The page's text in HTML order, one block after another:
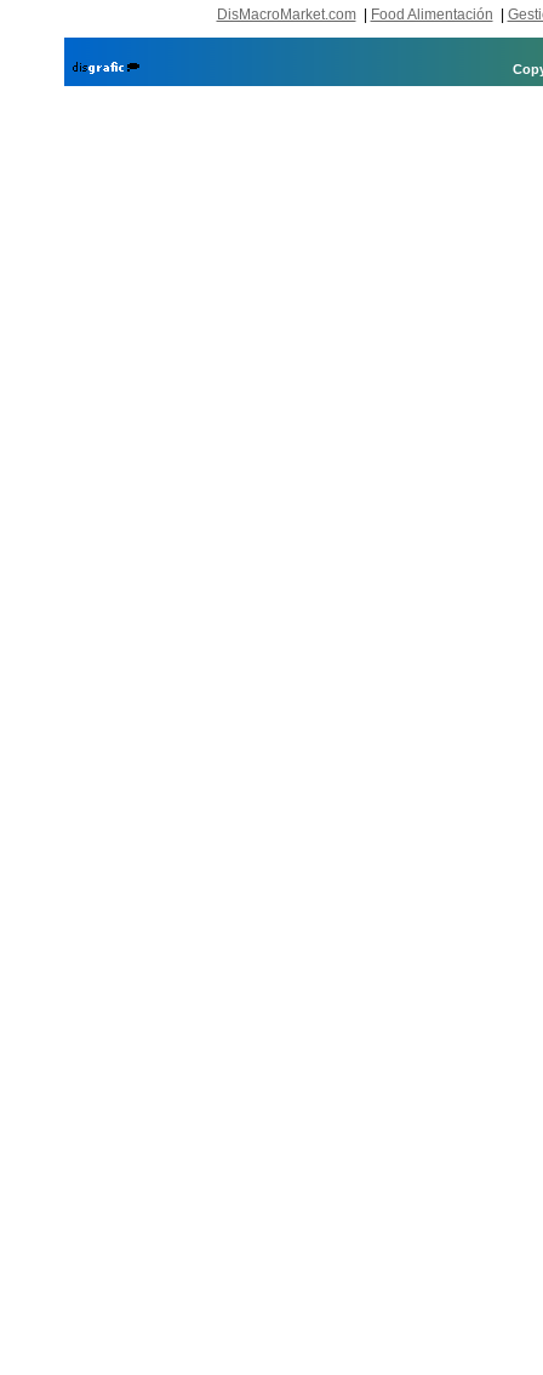
DisMacroMarket.com| Food Alimentación